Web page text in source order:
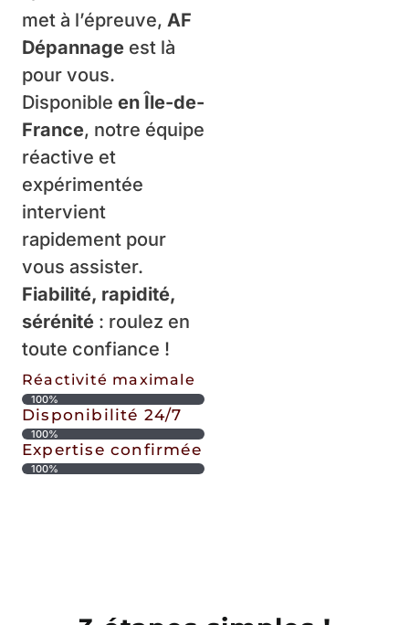
met à l’épreuve, AF
Dépannage est là
pour vous.
Disponible en Île-de-
France, notre équipe
réactive et
expérimentée
intervient
rapidement pour
vous assister.
Fiabilité, rapidité,
sérénité : roulez en
toute confiance !
Réactivité maximale
100%
Disponibilité 24/7
100%
Expertise confirmée
100%